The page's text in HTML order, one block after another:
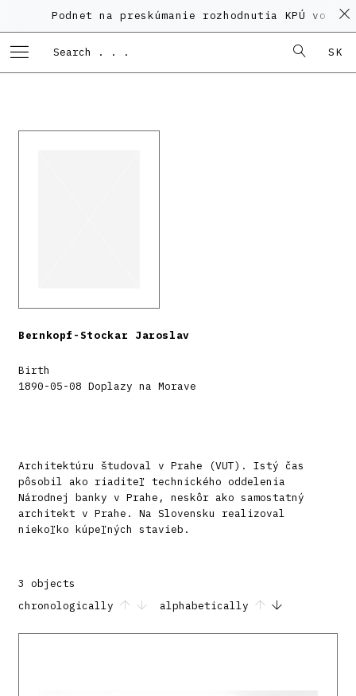
Podnet na preskúmanie rozhodnutia KPÚ vo veci
SK
Bernkopf-Stockar Jaroslav
Birth
1890-05-08 Doplazy na Morave
Architektúru študoval v Prahe (VUT). Istý čas
pôsobil ako riaditeľ technického oddelenia
Národnej banky v Prahe, neskôr ako samostatný
architekt v Prahe. Na Slovensku realizoval
niekoľko kúpeľných stavieb.
3 objects
chronologically
alphabetically